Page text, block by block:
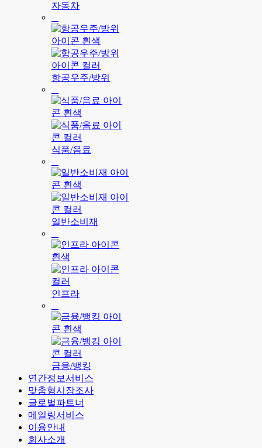
자동차
항공우주/방위
식품/음료
일반소비재
인프라
금융/뱅킹
연간정보서비스
맞춤형시장조사
글로벌파트너
메일링서비스
이용안내
회사소개